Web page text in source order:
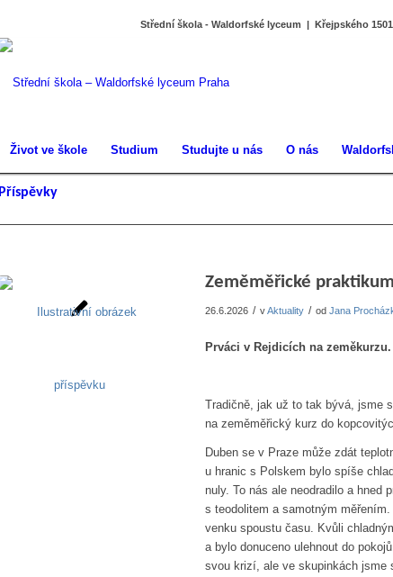
Střední škola - Waldorfské lyceum | Křejpského
Život ve škole Studium Studujte u nás O nás
Příspěvky
Zeměměřické
26.6.2026 / vAktuality / od Jana
Prváci v Rejdicích na zeměkurzu.
Tradičně, jak už to tak bývá, jsme
na zeměměřický kurz do
Duben se v Praze může zdát
u hranic s Polskem bylo spíše
nuly. To nás ale neodradilo a hned
s teodolitem a samotným
venku spoustu času. Kvůli
a bylo donuceno ulehnout do
svou krizí, ale ve skupinkách jsme